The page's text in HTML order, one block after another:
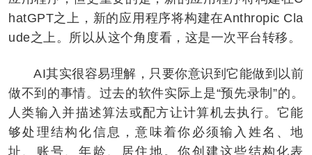
hatGPT之上，新的应用程序将构建在Anthropic Cla
ude之上。所以从这个角度看，这是一次平台转移。
AI其实很容易理解，只要你意识到它能做到以前
做不到的事情。过去的软件实际上是“预先录制”的。
人类输入并描述算法或配方让计算机去执行。它能
够处理结构化信息，意味着你必须输入姓名、地
址、账号、年龄、居住地。你创建这些结构化表